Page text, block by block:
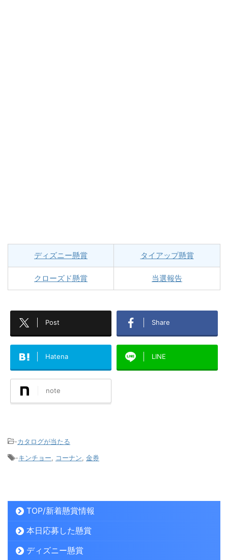
ディズニー懸賞 タイアップ懸賞
クローズド懸賞 当選報告
Post Share
Hatena LINE
note
-カタログが当たる
-キンチョー コーナン 金券
TOP/新着懸賞情報
本日応募した懸賞
ディズニー懸賞